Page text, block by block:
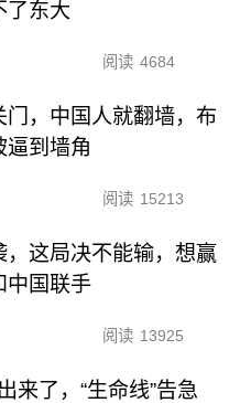
了东大
阅读 4684
门，中国人就翻墙，布
逼到墙角
阅读 15213
，这局决不能输，想赢
中国联手
阅读 13925
来了，“生命线”告急